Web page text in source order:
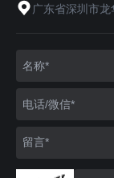
广东省深圳市